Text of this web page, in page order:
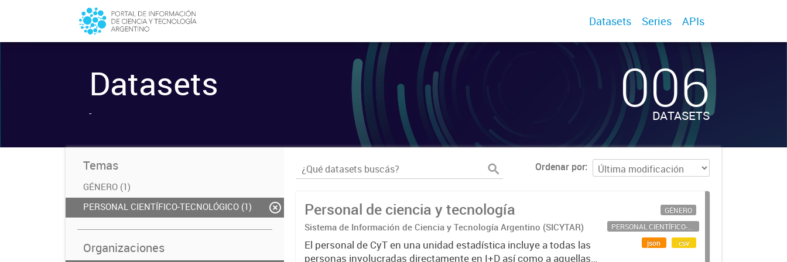
Datasets Series APIs
Datasets
- 006
DATASETS
Temas
GÉNERO (1)
PERSONAL CIENTÍFICO-TECNOLÓGICO (1)
Organizaciones
Ordenar por
Personal de ciencia y tecnología
Sistema de Información de Ciencia y Tecnología Argentino (SICYTAR)
El personal de CyT en una unidad estadística incluye a todas las
personas involucradas directamente en I+D así como a aquellas
GÉNERO
PERSONAL CIENTÍFICO-TECNOLÓGICO
json
csv